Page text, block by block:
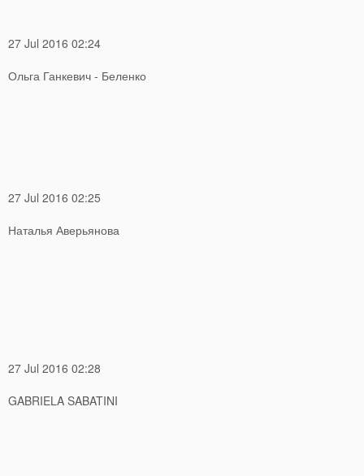
27 Jul 2016 02:24
Ольга Ганкевич - Беленко
27 Jul 2016 02:25
Наталья Аверьянова
27 Jul 2016 02:28
GABRIELA SABATINI